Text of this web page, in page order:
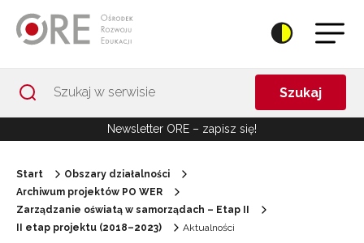
Szukaj
Newsletter ORE – zapisz się!
Start
Obszary działalności
Archiwum projektów PO WER
Zarządzanie oświatą w samorządach – Etap II
II etap projektu (2018–2023)
Aktualności